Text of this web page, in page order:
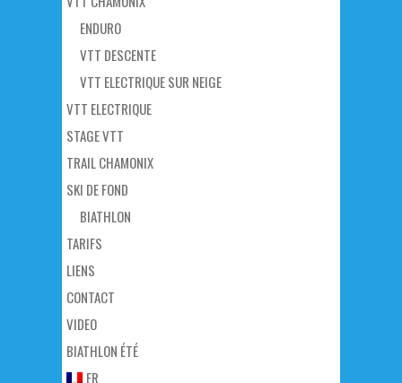
ENDURO
VTT DESCENTE
VTT ELECTRIQUE SUR NEIGE
VTT ELECTRIQUE
STAGE VTT
TRAIL CHAMONIX
SKI DE FOND
BIATHLON
TARIFS
LIENS
CONTACT
VIDEO
BIATHLON ÉTÉ
FR